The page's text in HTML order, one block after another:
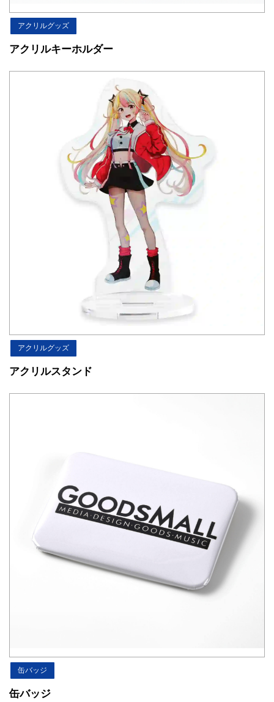
アクリルグッズ
アクリルキーホルダー
アクリルグッズ
アクリルスタンド
缶バッジ
缶バッジ